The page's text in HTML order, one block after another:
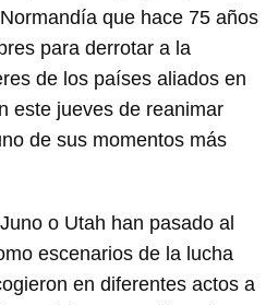
que hace 75 años
para derrotar a la
de los países aliados en
este jueves de reanimar
de sus momentos más
o Utah han pasado al
escenarios de la lucha
en diferentes actos a